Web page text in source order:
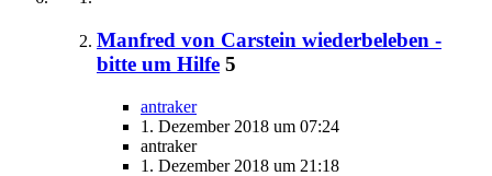
Manfred von Carstein wiederbeleben -
bitte um Hilfe 5
antraker
1. Dezember 2018 um 07:24
antraker
1. Dezember 2018 um 21:18